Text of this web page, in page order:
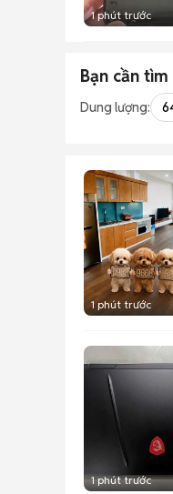
1 phút trước
Bạn cần tìm
Dung lượng:
1 phút trước
1 phút trước